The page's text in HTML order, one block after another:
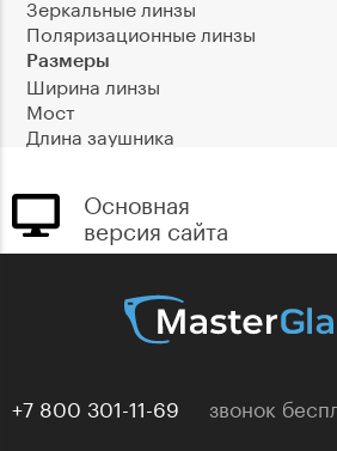
Зеркальные линзы
Поляризационные линзы
Размеры
Ширина линзы
Мост
Длина заушника
Основная
версия сайта
+7 800 301-11-69 звонок